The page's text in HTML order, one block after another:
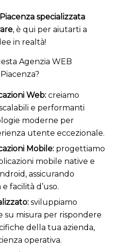
specializzata
, è qui per aiutarti a
in realtà!
Agenzia WEB
Web:creiamo
e performanti
moderne per
utente eccezionale.
Mobile:progettiamo
mobile native e
assicurando
facilità d’uso.
sviluppiamo
su misura per rispondere
della tua azienda,
operativa.